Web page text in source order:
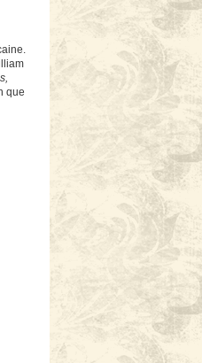
que